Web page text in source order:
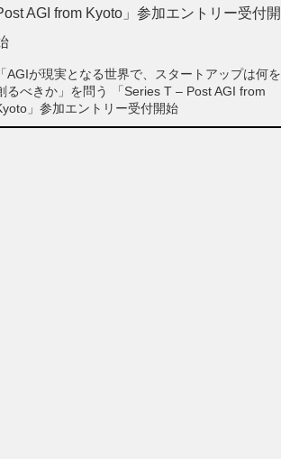
「AGIが現実となる世界で、スタートアップは何を
るべきか」を問う 「Series T – Post AGI from
」参加エントリー受付開始